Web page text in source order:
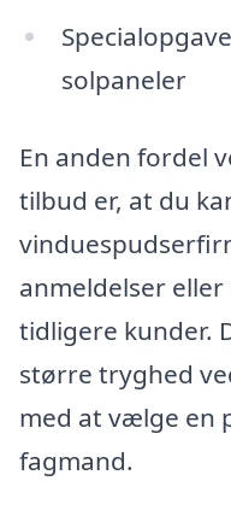
solpaneler
En anden fordel
tilbud er, at du
anmeldelser
tidligere kunder.
større tryghed
med at vælge en
fagmand.